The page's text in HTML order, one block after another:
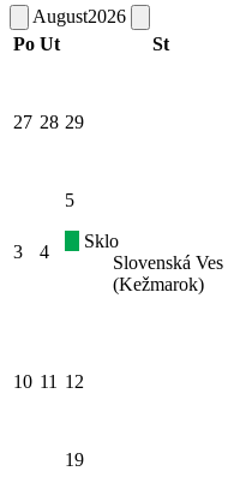
August2026
Po Ut St
27 28 29
3 4
5
Sklo
Slovenská Ves
(Kežmarok)
10 11 12
19